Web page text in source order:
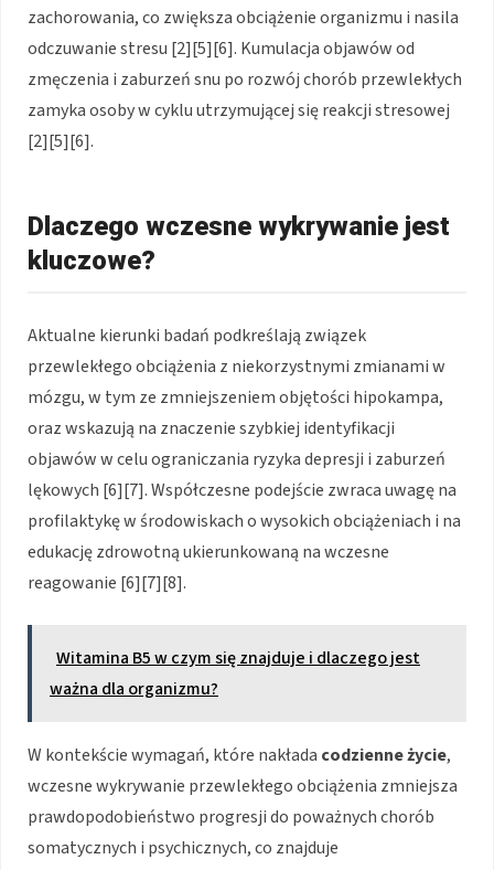
zachorowania, co zwiększa obciążenie organizmu i nasila
odczuwanie stresu [2][5][6]. Kumulacja objawów od
zmęczenia i zaburzeń snu po rozwój chorób przewlekłych
zamyka osoby w cyklu utrzymującej się reakcji stresowej
[2][5][6].
Dlaczego wczesne wykrywanie jest
kluczowe?
Aktualne kierunki badań podkreślają związek
przewlekłego obciążenia z niekorzystnymi zmianami w
mózgu, w tym ze zmniejszeniem objętości hipokampa,
oraz wskazują na znaczenie szybkiej identyfikacji
objawów w celu ograniczania ryzyka depresji i zaburzeń
lękowych [6][7]. Współczesne podejście zwraca uwagę na
profilaktykę w środowiskach o wysokich obciążeniach i na
edukację zdrowotną ukierunkowaną na wczesne
reagowanie [6][7][8].
Witamina B5 w czym się znajduje i dlaczego jest
ważna dla organizmu?
W kontekście wymagań, które nakłada codzienne życie,
wczesne wykrywanie przewlekłego obciążenia zmniejsza
prawdopodobieństwo progresji do poważnych chorób
somatycznych i psychicznych, co znajduje